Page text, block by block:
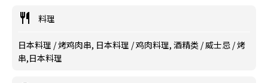
料理
日本料理 / 烤鸡肉串, 日本料理 / 鸡肉料理, 酒精类 / 威士忌 / 烤
串,日本料理